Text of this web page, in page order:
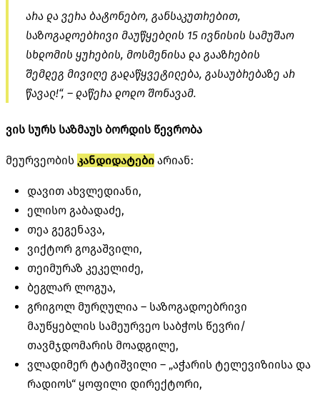
არა და ვერა ბატონებო, განსაკუთრებით,
საზოგადოებრივი მაუწყებლის 15 ივნისის სამუშაო
სხდომის ყურების, მოსმენისა და გააზრების
შემდეგ მივიღე გადაწყვეტილება, გასაუბრებაზე არ
წავალ!“, – დაწერა დოდო შონავამ.
ვის სურს საზმაუს ბორდის წევრობა
მეურვეობის კანდიდატები არიან:
დავით ახვლედიანი,
ელისო გაბადაძე,
თეა გეგენავა,
ვიქტორ გოგაშვილი,
თეიმურაზ კეკელიძე,
ბეგლარ ლოგუა,
გრიგოლ მურღულია – საზოგადოებრივი
მაუწყებლის სამეურვეო საბჭოს წევრი/
თავმჯდომარის მოადგილე,
ვლადიმერ ტატიშვილი – „აჭარის ტელევიზიისა და
რადიოს“ ყოფილი დირექტორი,